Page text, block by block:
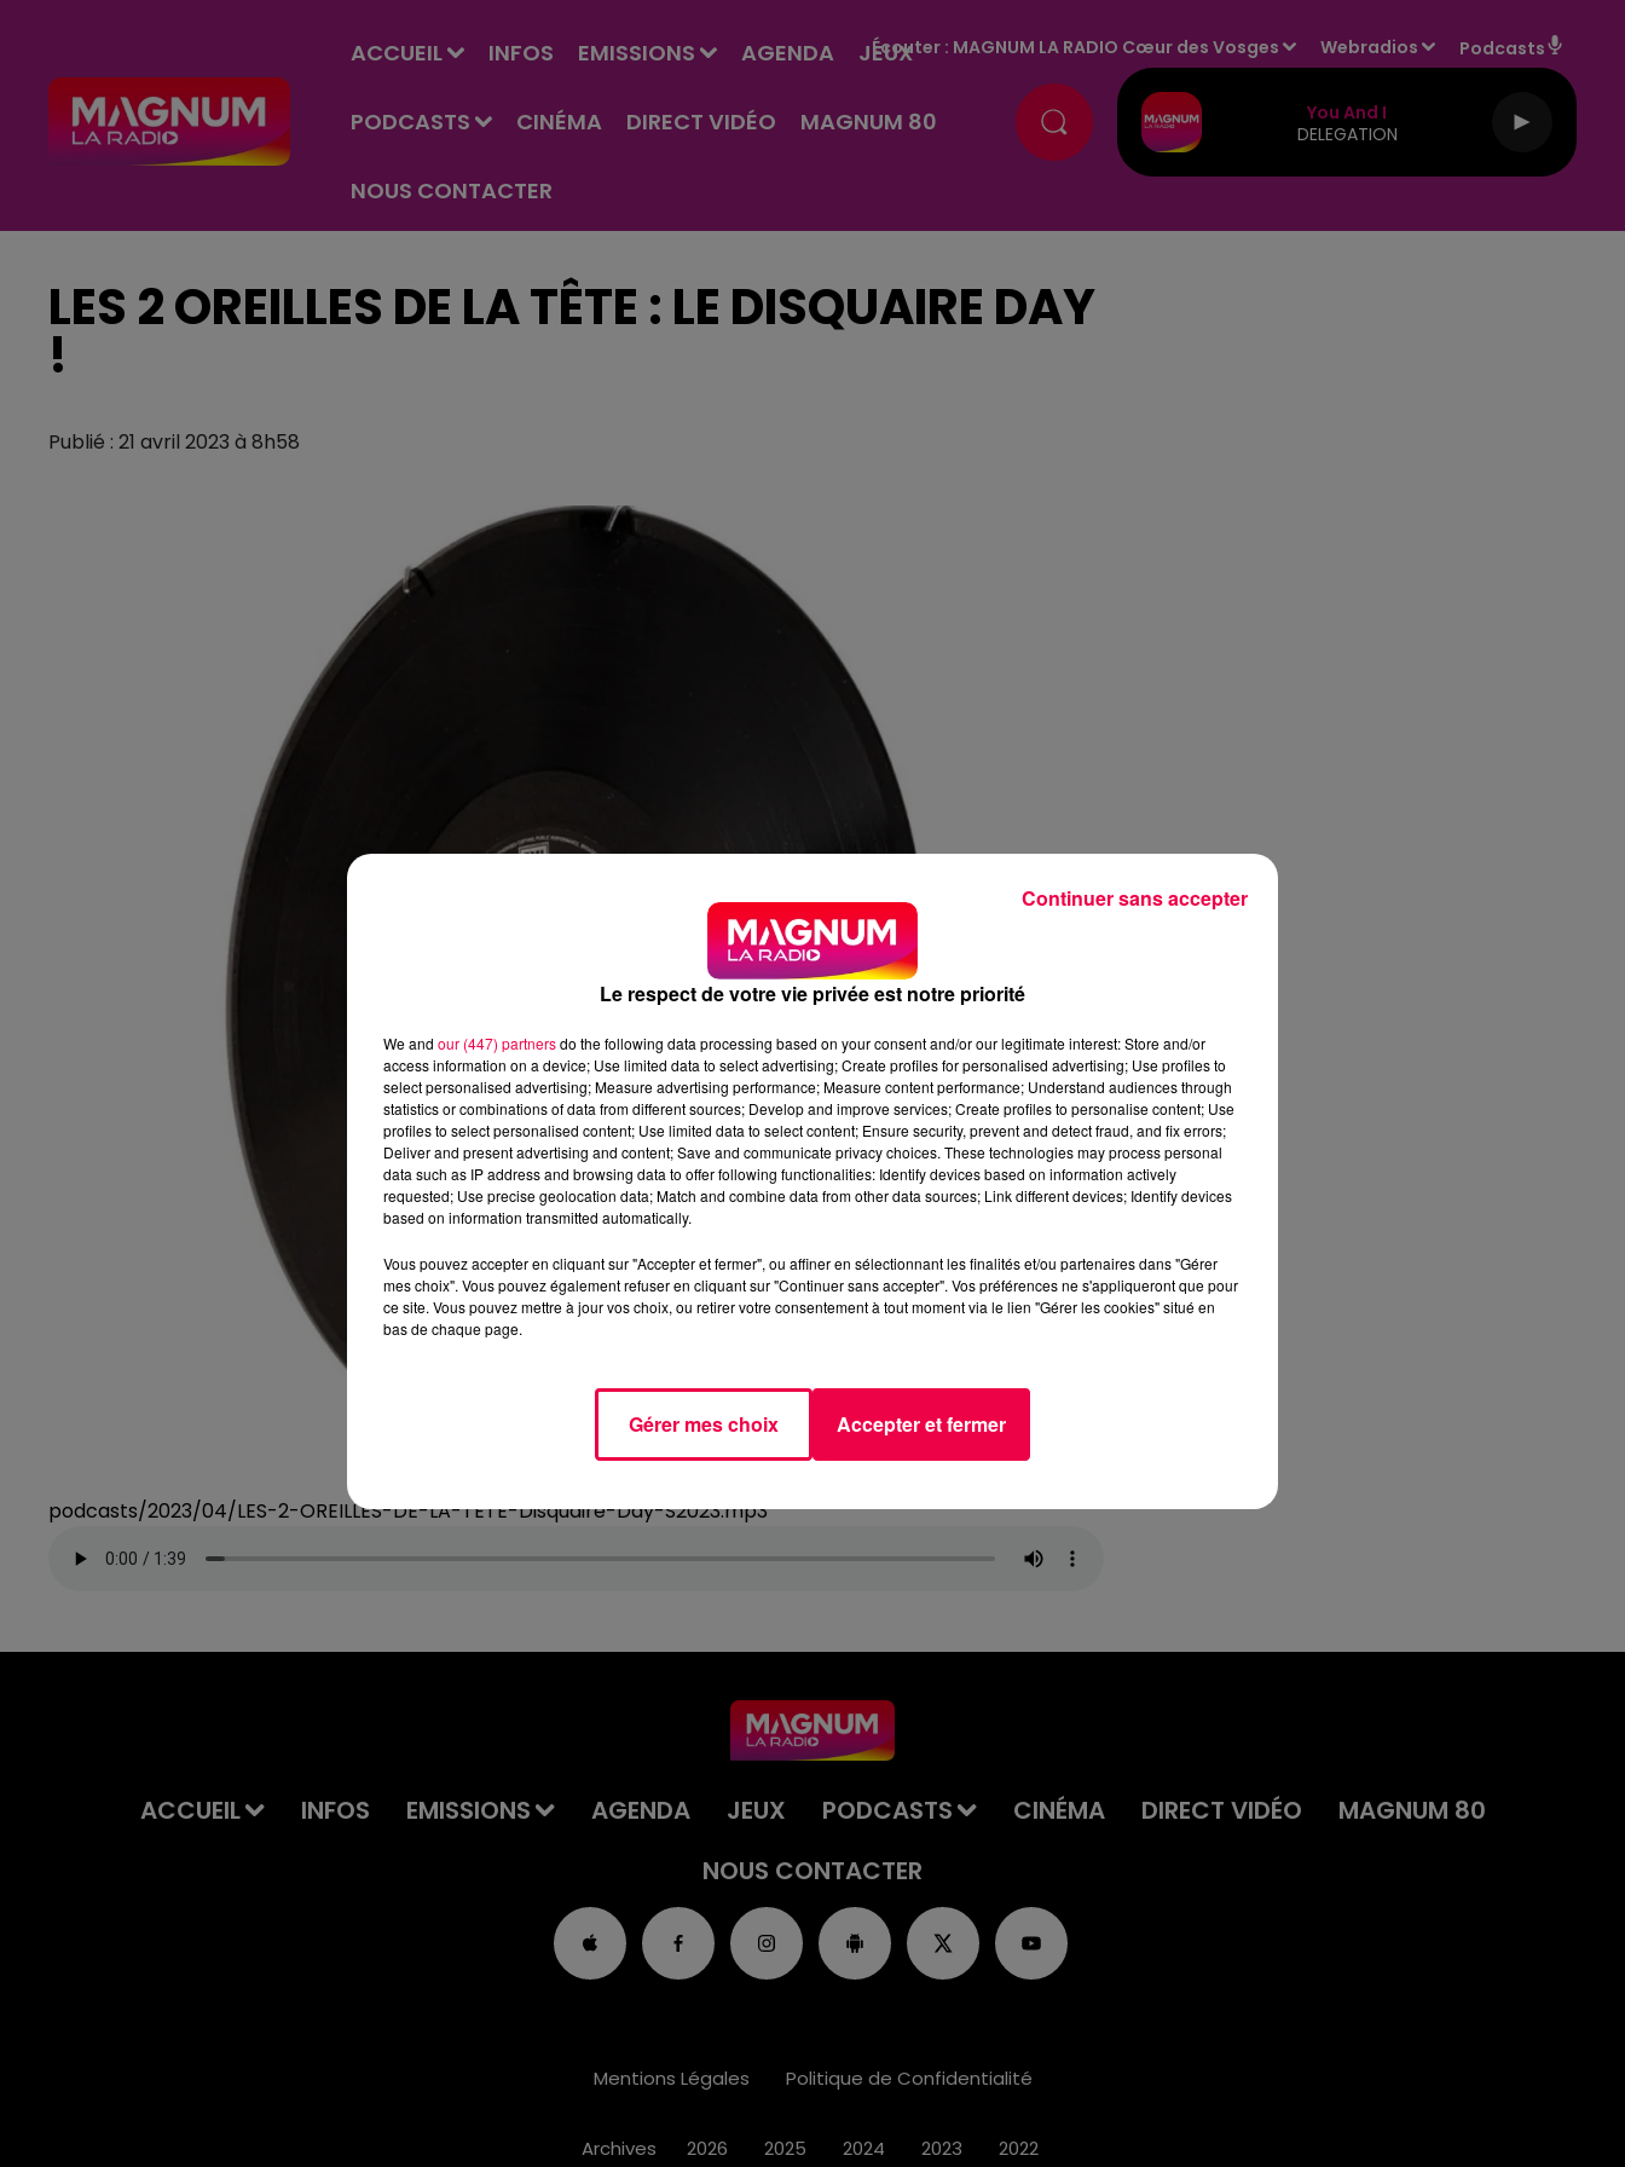
ACCUEIL INFOS EMISSIONS AGENDA JEUX
PODCASTS CINÉMA DIRECT VIDÉO MAGNUM 80
NOUS CONTACTER
Écouter : MAGNUM LA RADIO Cœur des Vosges Webradios Podcasts
You And I
DELEGATION
LES 2 OREILLES DE LA TÊTE : LE DISQUAIRE DAY
!
Publié : 21 avril 2023 à 8h58
podcasts/2023/04/LES-2-OREILLES-DE-LA-TETE-Disquaire-Day-S2023.mp3
ACCUEIL INFOS EMISSIONS AGENDA JEUX PODCASTS CINÉMA DIRECT VIDÉO
MAGNUM 80
NOUS CONTACTER
Mentions Légales Politique de Confidentialité
Archives 2026 2025 2024 2023 2022
Le respect de votre vie privée est notre priorité
We and our (447) partnersdo the following data processing based on your consent and/or our legitimate interest: Store and/or
access information on a device; Use limited data to select advertising; Create profiles for personalised advertising; Use profiles to
select personalised advertising; Measure advertising performance; Measure content performance; Understand audiences through
statistics or combinations of data from different sources; Develop and improve services; Create profiles to personalise content; Use
profiles to select personalised content; Use limited data to select content; Ensure security, prevent and detect fraud, and fix errors;
Deliver and present advertising and content; Save and communicate privacy choices. These technologies may process personal
data such as IP address and browsing data to offer following functionalities: Identify devices based on information actively
requested; Use precise geolocation data; Match and combine data from other data sources; Link different devices; Identify devices
based on information transmitted automatically.
Vous pouvez accepter en cliquant sur "Accepter et fermer", ou affiner en sélectionnant les finalités et/ou partenaires dans "Gérer
mes choix". Vous pouvez également refuser en cliquant sur "Continuer sans accepter". Vos préférences ne s'appliqueront que pour
ce site. Vous pouvez mettre à jour vos choix, ou retirer votre consentement à tout moment via le lien "Gérer les cookies" situé en
bas de chaque page.
Gérer mes choix Accepter et fermer
Continuer sans accepter